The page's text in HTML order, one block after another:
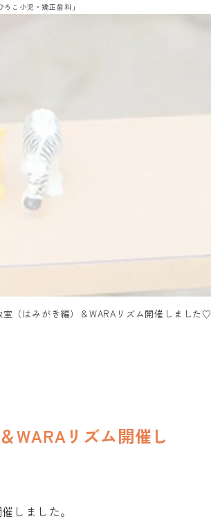
こ小児・矯正歯科」
室（はみがき編）＆WARAリズム開催しました♡
WARAリズム開催し
しました。